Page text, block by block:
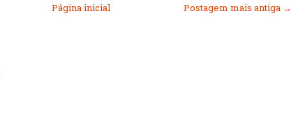
Postagem mais antiga →
Página inicial